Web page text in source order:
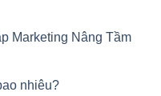
Marketing Nâng Tầm
nhiêu?